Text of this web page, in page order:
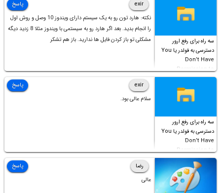
سه راه برای رفع ارور
دسترسی به فولدر یا You
Don’t Have
Permission to
Access this folder
exir
نکته: هارد تون رو به یک سیستم دارای ویندوز 10 وصل و روش اول
را انجام بدید. بعد اگر هارد رو به سیستمی با ویندوز مثلا 8 زدید دیگه
مشکلی تو باز کردن فایل ها ندارید. باز هم تشکر
پاسخ
سه راه برای رفع ارور
دسترسی به فولدر یا You
Don’t Have
Permission to
Access this folder
exir
سلام عالی بود.
پاسخ
رضا
عالی
پاسخ